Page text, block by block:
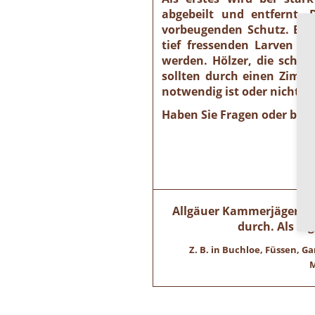
abgebeilt und entfernt.
vorbeugenden Schutz.
tief fressenden Larven
werden. Hölzer, die
sollten durch einen
notwendig ist oder nicht.
Haben Sie Fragen oder
Allgäuer Kammerjäger –
durch. Als
Z. B. in Buchloe, Füssen,